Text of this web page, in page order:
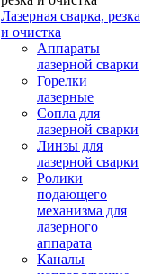
Лазерная сварка, резка
и очистка
Аппараты
лазерной сварки
Горелки
лазерные
Сопла для
лазерной сварки
Линзы для
лазерной сварки
Ролики
подающего
механизма для
лазерного
аппарата
Каналы